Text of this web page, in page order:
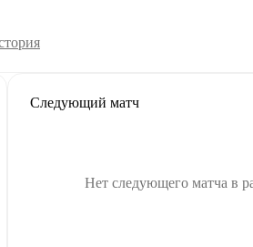
Следующий матч
Нет следующего матча в